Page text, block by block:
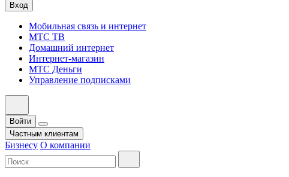
Вход
Мобильная связь и интернет
МТС ТВ
Домашний интернет
Интернет-магазин
МТС Деньги
Управление подписками
Войти
Частным клиентам
Бизнесу О компании